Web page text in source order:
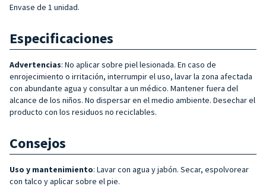
Envase de 1 unidad.
Especificaciones
Advertencias: No aplicar sobre piel lesionada. En caso de
enrojecimiento o irritación, interrumpir el uso, lavar la zona afectada
con abundante agua y consultar a un médico. Mantener fuera del
alcance de los niños. No dispersar en el medio ambiente. Desechar el
producto con los residuos no reciclables.
Consejos
Uso y mantenimiento: Lavar con agua y jabón. Secar, espolvorear
con talco y aplicar sobre el pie.